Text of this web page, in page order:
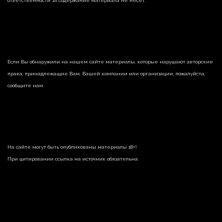
Если Вы обнаружили на нашем сайте материалы, которые нарушают авторские
права, принадлежащие Вам, Вашей компании или организации, пожалуйста,
сообщите нам.
На сайте могут быть опубликованы материалы 18+!
При цитировании ссылка на источник обязательна.